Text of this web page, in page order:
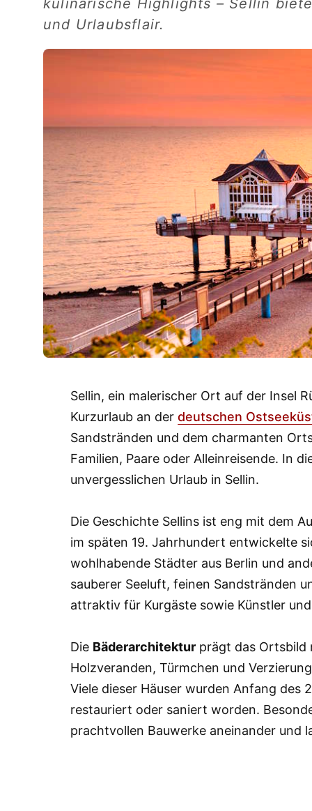
kulinarische Highlights – Sellin
und Urlaubsflair.
Sellin, ein malerischer Ort auf der Insel
Kurzurlaub an derdeutschen
Sandstränden und dem charmanten
Familien, Paare oder Alleinreisende. In
unvergesslichen Urlaub in Sellin.
Die Geschichte Sellins ist eng mit dem
im späten 19. Jahrhundert entwickelte
wohlhabende Städter aus Berlin und
sauberer Seeluft, feinen Sandstränden
attraktiv für Kurgäste sowie Künstler
Die Bäderarchitektur prägt das Ortsbild
Holzveranden, Türmchen und
Viele dieser Häuser wurden Anfang des
restauriert oder saniert worden.
prachtvollen Bauwerke aneinander und